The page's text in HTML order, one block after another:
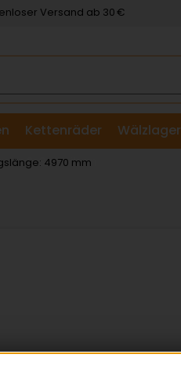
Versand ab 30 €
Kettenräder
& Scheiben
Wälzlager
4970 mm